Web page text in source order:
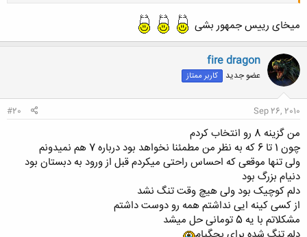
میخای رییس جمهور بشی
fire dragon
عضو جدید کاربر ممتاز
Sep 26, 2010
#20
من گزینه 8 رو انتخاب کردم
چون 1 تا 6 که به نظر من مطمئنا نخواهد بود درباره 7 هم نمیدونم
ولی تنها موقعی که احساس راحتی میکردم قبل از ورود به دبستان بود
دنیام بزرگ بود
دلم کوچیک بود ولی هیچ وقت تنگ نشد
از کسی کینه ایی نداشتم همه رو دوست داشتم
مشکلاتم با یه 5 تومانی حل میشد